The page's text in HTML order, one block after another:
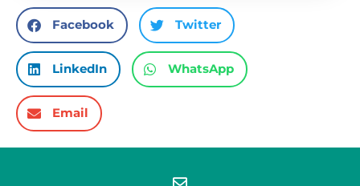
Facebook Twitter
LinkedIn WhatsApp
Email